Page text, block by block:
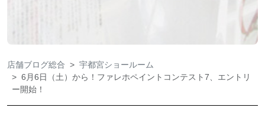
店舗ブログ総合
宇都宮ショールーム
6月6日（土）から！ファレホペイントコンテスト7、エントリ
ー開始！